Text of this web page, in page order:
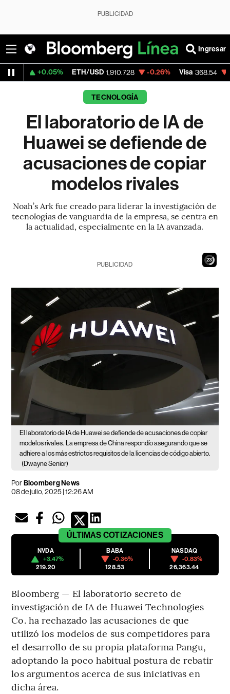
PUBLICIDAD
Ingresar
ETH/USD 1,910.728 -0.26% Visa 368.54 -0.28%
TECNOLOGÍA
El laboratorio de IA de
Huawei se defiende de
acusaciones de copiar
modelos rivales
Noah’s Ark fue creado para liderar la investigación de
tecnologías de vanguardia de la empresa, se centra en
la actualidad, especialmente en la IA avanzada.
22
PUBLICIDAD
El laboratorio de IA de Huawei se defiende de acusaciones de copiar
modelos rivales. La empresa de China respondío asegurando que se
adhiere a los más estrictos requisitos de la licencias de código abierto.
(Dwayne Senior)
PorBloomberg News
08 de julio, 2025 | 12:26 AM
ÚLTIMAS COTIZACIONES
NVDA
+3.47%
219.20
BABA
-0.36%
128.53
NASDAQ
-0.83%
26,363.44
Bloomberg — El laboratorio secreto de
investigación de IA de Huawei Technologies
Co. ha rechazado las acusaciones de que
utilizó los modelos de sus competidores para
el desarrollo de su propia plataforma Pangu,
adoptando la poco habitual postura de rebatir
los argumentos acerca de sus iniciativas en
dicha área.